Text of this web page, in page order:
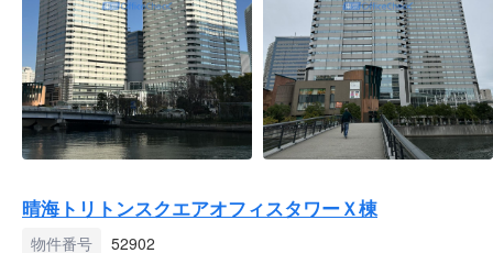
晴海トリトンスクエアオフィスタワーＸ棟
物件番号
52902